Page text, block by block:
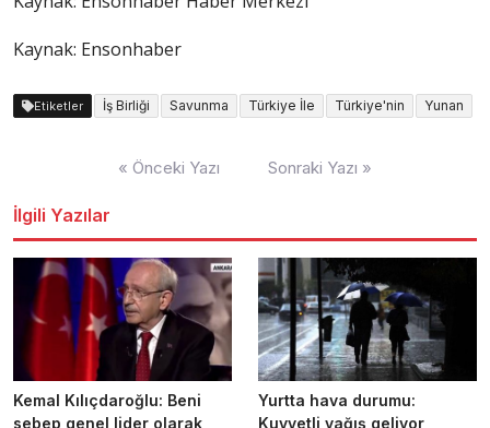
Kaynak: Ensonhaber
Etiketler İş Birliği Savunma Türkiye İle Türkiye'nin Yunan
« Önceki Yazı Sonraki Yazı »
İlgili Yazılar
Kemal Kılıçdaroğlu: Beni
sebep genel lider olarak
Yurtta hava durumu:
Kuvvetli yağış geliyor